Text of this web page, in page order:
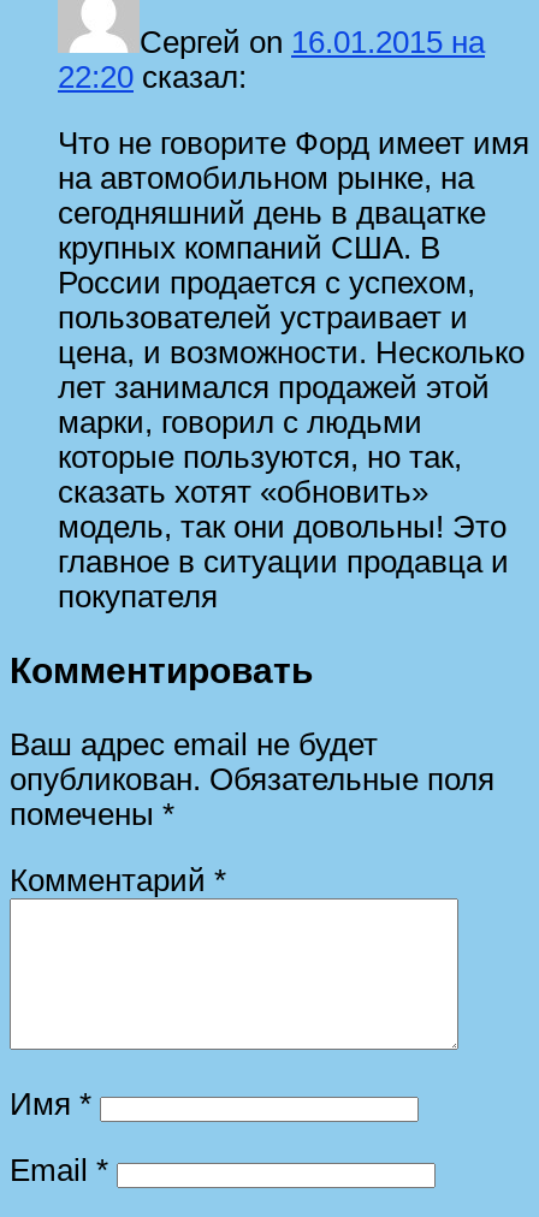
Сергей on 16.01.2015 на
22:20 сказал:
Что не говорите Форд имеет имя
на автомобильном рынке, на
сегодняшний день в двацатке
крупных компаний США. В
России продается с успехом,
пользователей устраивает и
цена, и возможности. Несколько
лет занимался продажей этой
марки, говорил с людьми
которые пользуются, но так,
сказать хотят «обновить»
модель, так они довольны! Это
главное в ситуации продавца и
покупателя
Комментировать
Ваш адрес email не будет
опубликован. Обязательные поля
помечены *
Комментарий *
Имя *
Email *